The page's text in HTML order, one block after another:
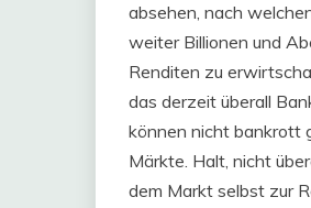
absehen, nach
weiter Billionen und
Renditen zu
das derzeit überall
können nicht bankrott
Märkte. Halt, nicht
dem Markt selbst zur